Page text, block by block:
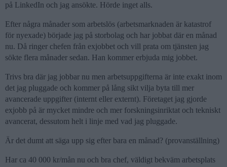
på LinkedIn och jag ansökte. Hörde inget alls.
Efter några månader som arbetslös (arbetsmarknaden är katastrof
för nyexade) började jag på storbolag och har jobbat där en månad
nu. Då ringer chefen från exjobbet och vill prata om tjänsten jag
sökte flera månader sedan. Han kommer erbjuda mig jobbet.
Trivs bra där jag jobbar nu men arbetsuppgifterna är inte exakt inom
det jag pluggade och kommer på lång sikt vilja byta till mer
avancerade uppgifter (internt eller externt). Företaget jag gjorde
exjobb på är mycket mindre och mer forskningsinriktat och tekniskt
avancerat, dessutom helt i linje med vad jag pluggade.
Är det dumt att säga upp sig efter bara en månad? (provanställning)
Har ca 40 000 kr/mån nu och bra chef, väldigt bekväm arbetsplats